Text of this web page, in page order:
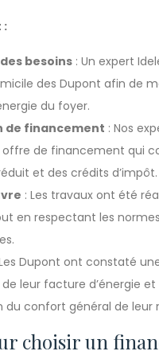
:
besoins : Un expert
des Dupont afin de
du foyer.
de financement : Nos
offre de financement qui
et des crédits d’impôt.
: Les travaux ont été
en respectant les
Dupont ont constaté
leur facture d’énergie et
du confort général de leur
choisir un